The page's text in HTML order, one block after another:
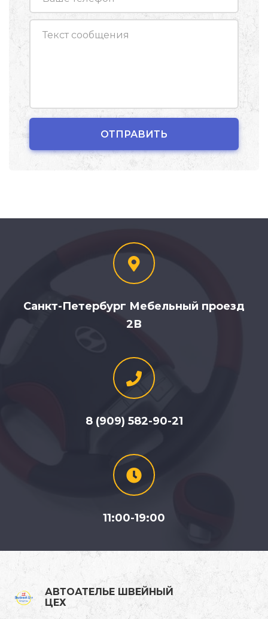
Санкт-Петербург Мебельный проезд
2В
8 (909) 582-90-21
11:00-19:00
АВТОАТЕЛЬЕ ШВЕЙНЫЙ
ЦЕХ